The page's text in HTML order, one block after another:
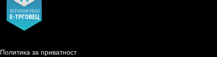
Политика за приватност